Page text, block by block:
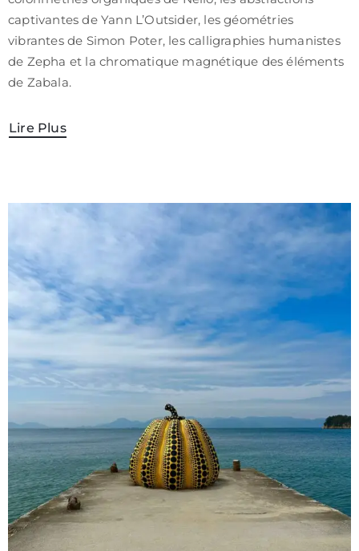
captivantes de Yann L’Outsider, les géométries
vibrantes de Simon Poter, les calligraphies humanistes
de Zepha et la chromatique magnétique des éléments
de Zabala.
Lire Plus